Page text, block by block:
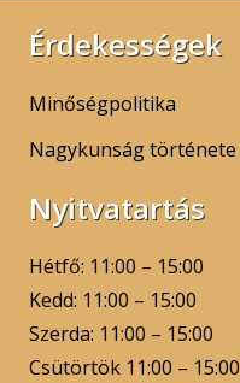
Érdekességek
Minőségpolitika
Nagykunság története
Nyitvatartás
Hétfő: 11:00 – 15:00
Kedd: 11:00 – 15:00
Szerda: 11:00 – 15:00
Csütörtök 11:00 – 15:00